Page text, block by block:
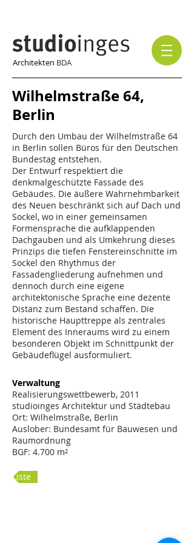
Architekten BDA
Wilhelmstraße 64,
Berlin
Durch den Umbau der Wilhelmstraße 64
in Berlin sollen Büros für den Deutschen
Bundestag entstehen.
Der Entwurf respektiert die
denkmalgeschützte Fassade des
Gebäudes. Die äußere Wahrnehmbarkeit
des Neuen beschränkt sich auf Dach und
Sockel, wo in einer gemeinsamen
Formensprache die aufklappenden
Dachgauben und als Umkehrung dieses
Prinzips die tiefen Fenstereinschnitte im
Sockel den Rhythmus der
Fassadengliederung aufnehmen und
dennoch durch eine eigene
architektonische Sprache eine dezente
Distanz zum Bestand schaffen. Die
historische Haupttreppe als zentrales
Element des Inneraums wird zu einem
besonderen Objekt im Schnittpunkt der
Gebäudeflügel ausformuliert.
Verwaltung
Realisierungswettbewerb, 2011
studioinges Architektur und Städtebau
Ort: Wilhelmstraße, Berlin
Auslober: Bundesamt für Bauwesen und
Raumordnung
BGF: 4.700 m²
Liste